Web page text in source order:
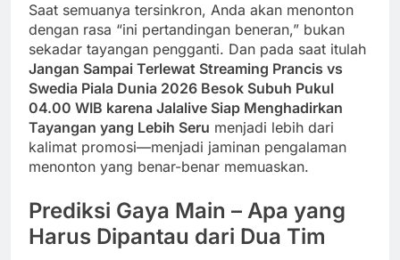
Saat semuanya tersinkron, Anda akan menonton
dengan rasa “ini pertandingan beneran,” bukan
sekadar tayangan pengganti. Dan pada saat itulah
Jangan Sampai Terlewat Streaming Prancis vs
Swedia Piala Dunia 2026 Besok Subuh Pukul
04.00 WIB karena Jalalive Siap Menghadirkan
Tayangan yang Lebih Seru menjadi lebih dari
kalimat promosi—menjadi jaminan pengalaman
menonton yang benar-benar memuaskan.
Prediksi Gaya Main – Apa yang
Harus Dipantau dari Dua Tim